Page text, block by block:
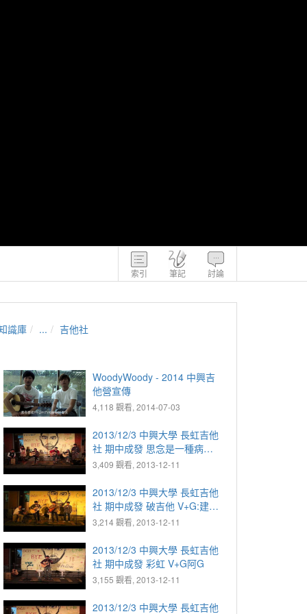
索引 筆記 討論
識庫 ... 吉他社
WoodyWoody - 2014 中興吉
他營宣傳
4,118 觀看, 2014-07-03
2013/12/3 中興大學 長虹吉他
社 期中成發 思念是一種病
V+G:Ruby V:昆奇 R+G:林珊
3,409 觀看, 2013-12-11
2013/12/3 中興大學 長虹吉他
社 期中成發 破吉他 V+G:建良
G:馬駿 D:克諭 合:凱鴻
3,214 觀看, 2013-12-11
2013/12/3 中興大學 長虹吉他
社 期中成發 彩虹 V+G阿G
3,155 觀看, 2013-12-11
2013/12/3 中興大學 長虹吉他